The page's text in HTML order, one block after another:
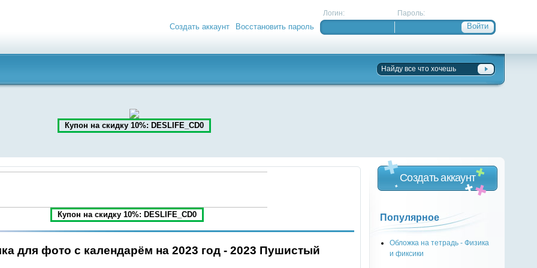
Логин: Пароль:
Создать аккаунт Восстановить пароль
Купон на скидку 10%: DESLIFE_CD0
Купон на скидку 10%: DESLIFE_CD0
для фото с календарём на 2023 год - 2023 Пушистый
Создать аккаунт
Популярное
Обложка на тетрадь - Физика
и фиксики